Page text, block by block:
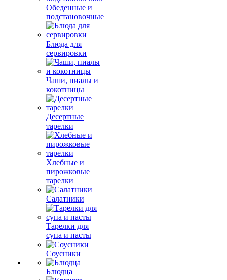
Обеденные и
подстановочные
Блюда для
сервировки
Чаши, пиалы и
кокотницы
Десертные
тарелки
Хлебные и
пирожковые
тарелки
Салатники
Тарелки для
супа и пасты
Соусники
Блюдца